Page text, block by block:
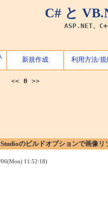
C# と
ASP.NET、
新規作成 利用方法/規
)] << 0 >>
のビルドオプションで画像リ
11:52:18)